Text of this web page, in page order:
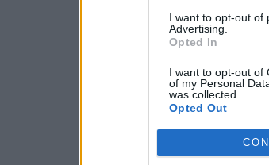
I want to opt-out of
Advertising.
Opted In
I want to opt-out of
of my Personal
was collected.
Opted Out